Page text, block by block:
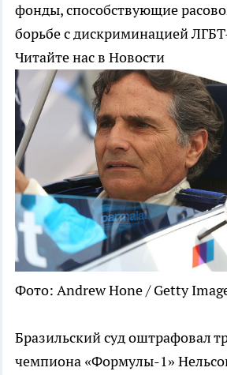
фонды, способствующие
борьбе с дискриминацией
Читайте нас в Новости
Фото: Andrew Hone / Getty
Бразильский суд оштрафовал
чемпиона «Формулы-1»